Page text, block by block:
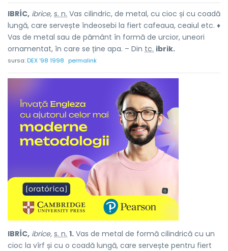
IBRÍC, ibrice, s. n. Vas cilindric, de metal, cu cioc și cu coadă
lungă, care servește îndeosebi la fiert cafeaua, ceaiul etc. ♦
Vas de metal sau de pământ în formă de urcior, uneori
ornamentat, în care se ține apa. – Din tc. ibrik.
sursa:DEX '98 1998 permalink
IBRÍC, ibrice, s. n. 1. Vas de metal de formă cilindrică cu un
cioc la vîrf și cu o coadă lungă, care servește pentru fiert